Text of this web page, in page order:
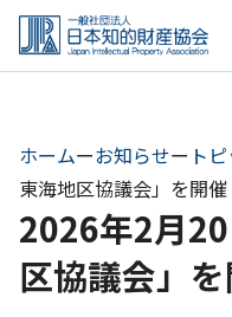
Skip
the
ホームーお知らせー ト
東海地区協議会」を開催
2026年2月
区協議会」